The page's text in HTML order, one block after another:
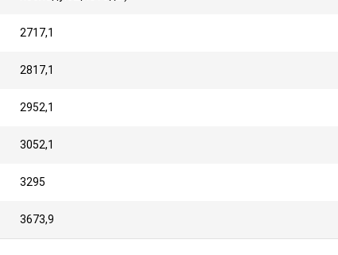
2717,1
2817,1
2952,1
3052,1
3295
3673,9